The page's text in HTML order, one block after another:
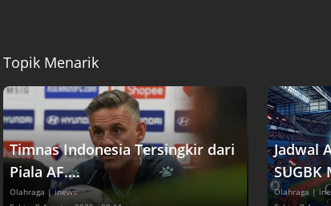
Topik Menarik
Timnas Indonesia Tersingkir dari
Piala AF....
Olahraga | inews
Jadwal
SUGBK
Olahraga |